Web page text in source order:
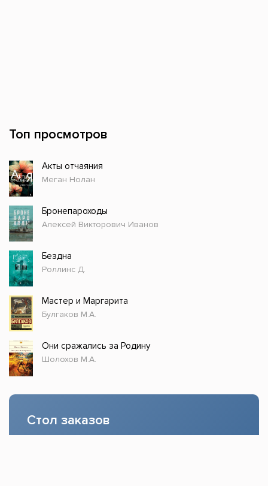
Топ просмотров
Акты отчаяния
Меган Нолан
Бронепароходы
Алексей Викторович Иванов
Бездна
Роллинс Д.
Мастер и Маргарита
Булгаков М.А.
Они сражались за Родину
Шолохов М.А.
Стол заказов